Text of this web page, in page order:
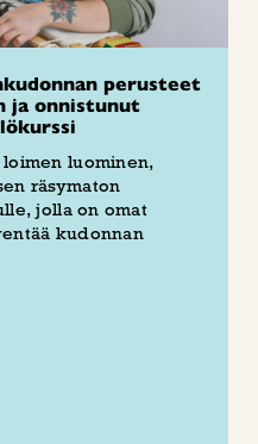
perusteet
ja onnistunut
luominen,
räsymaton
jolla on omat
kudonnan